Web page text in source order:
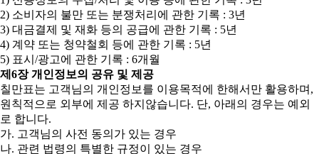
2) 소비자의 불만 또는 분쟁처리에 관한 기록 : 3년
3) 대금결제 및 재화 등의 공급에 관한 기록 : 5년
4) 계약 또는 청약철회 등에 관한 기록 : 5년
5) 표시/광고에 관한 기록 : 6개월
제6장 개인정보의 공유 및 제공
칠만표는 고객님의 개인정보를 이용목적에 한해서만 활용하며,
원칙적으로 외부에 제공 하지않습니다. 단, 아래의 경우는 예외
로 합니다.
가. 고객님의 사전 동의가 있는 경우
나. 관련 법령의 특별한 규정이 있는 경우